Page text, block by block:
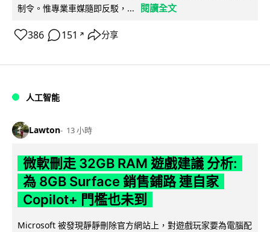
制令。惟專業車媒隨即反駁，...
閱讀全文
386 151 ↗ 分享
人工智能
Lawton 13 小時
微軟刪走 32GB RAM 遊戲建議 分析:
為 8GB Surface 銷售鋪路 連自家
Copilot+ 門檻也未到
Microsoft 被發現靜靜刪除官方網站上，對遊戲玩家要為電腦配